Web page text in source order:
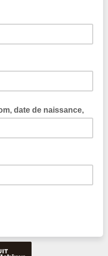
date de naissance,